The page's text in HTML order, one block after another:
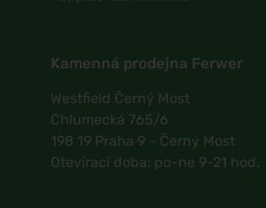
Kamenná prodejna Ferwer
Westfield Černý Most
Chlumecká 765/6
198 19 Praha 9 - Černý Most
Otevírací doba: po-ne 9-21 hod.